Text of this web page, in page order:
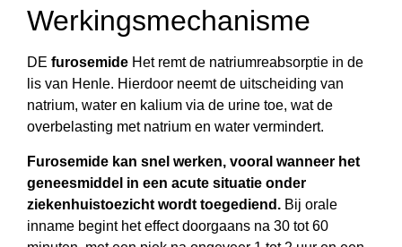
Werkingsmechanisme
DE furosemide Het remt de natriumreabsorptie in de
lis van Henle. Hierdoor neemt de uitscheiding van
natrium, water en kalium via de urine toe, wat de
overbelasting met natrium en water vermindert.
Furosemide kan snel werken, vooral wanneer het
geneesmiddel in een acute situatie onder
ziekenhuistoezicht wordt toegediend. Bij orale
inname begint het effect doorgaans na 30 tot 60